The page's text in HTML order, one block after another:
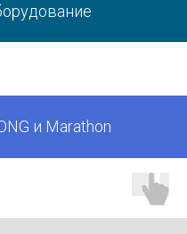
и Marathon